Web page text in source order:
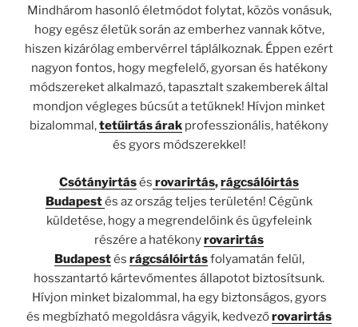
Mindhárom hasonló életmódot folytat, közös vonásuk,
hogy egész életük során az emberhez vannak kötve,
hiszen kizárólag embervérrel táplálkoznak. Éppen ezért
nagyon fontos, hogy megfelelő, gyorsan és hatékony
módszereket alkalmazó, tapasztalt szakemberek által
mondjon végleges búcsút a tetűknek! Hívjon minket
bizalommal,tetűirtás árak professzionális, hatékony
és gyors módszerekkel!
Csótányirtásés rovarirtás,rágcsálóirtás
Budapestés az ország teljes területén! Cégünk
küldetése, hogy a megrendelőink és ügyfeleink
részére a hatékonyrovarirtás
Budapestés rágcsálóirtásfolyamatán felül,
hosszantartó kártevőmentes állapotot biztosítsunk.
Hívjon minket bizalommal, ha egy biztonságos, gyors
és megbízható megoldásra vágyik, kedvezőrovarirtás